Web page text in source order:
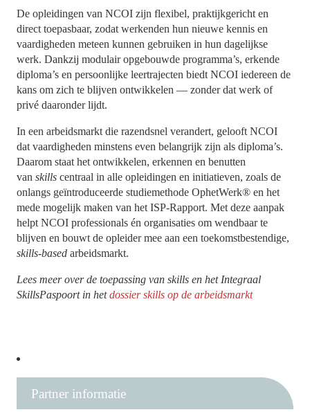
De opleidingen van NCOI zijn flexibel, praktijkgericht en
direct toepasbaar, zodat werkenden hun nieuwe kennis en
vaardigheden meteen kunnen gebruiken in hun dagelijkse
werk. Dankzij modulair opgebouwde programma’s, erkende
diploma’s en persoonlijke leertrajecten biedt NCOI iedereen de
kans om zich te blijven ontwikkelen — zonder dat werk of
privé daaronder lijdt.
In een arbeidsmarkt die razendsnel verandert, gelooft NCOI
dat vaardigheden minstens even belangrijk zijn als diploma’s.
Daarom staat het ontwikkelen, erkennen en benutten
vanskills centraal in alle opleidingen en initiatieven, zoals de
onlangs geïntroduceerde studiemethode OphetWerk® en het
mede mogelijk maken van het ISP-Rapport. Met deze aanpak
helpt NCOI professionals én organisaties om wendbaar te
blijven en bouwt de opleider mee aan een toekomstbestendige,
skills-based arbeidsmarkt.
Lees meer over de toepassing van skills en het Integraal
SkillsPaspoort in hetdossier skills op de arbeidsmarkt
Partner informatie